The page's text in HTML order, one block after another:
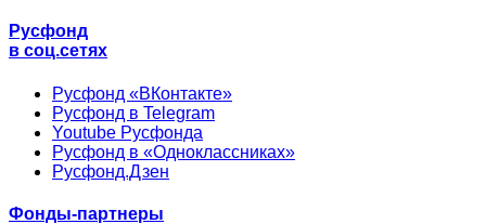
Русфонд
в соц.сетях
Русфонд «ВКонтакте»
Русфонд в Telegram
Youtube Русфонда
Русфонд в «Одноклассниках»
Русфонд.Дзен
Фонды-партнеры